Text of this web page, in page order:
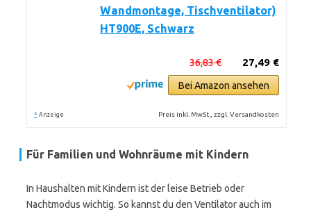
Wandmontage, Tischventilator)
HT900E, Schwarz
27,49 €
36,83 €
Bei Amazon ansehen
* Anzeige Preis inkl. MwSt., zzgl. Versandkosten
Für Familien und Wohnräume mit Kindern
In Haushalten mit Kindern ist der leise Betrieb oder
Nachtmodus wichtig. So kannst du den Ventilator auch im